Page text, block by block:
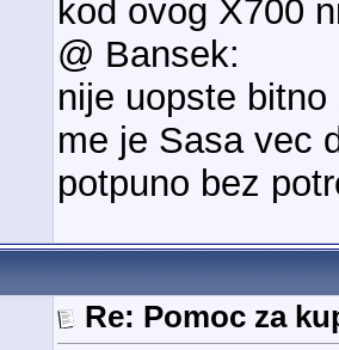
kod ovog X700
@ Bansek:
nije uopste
me je Sasa vec
potpuno bez
Re: Pomoc za